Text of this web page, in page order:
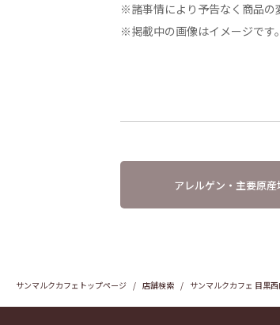
※諸事情により予告なく商品の
※掲載中の画像はイメージです。
アレルゲン・主要原産
サンマルクカフェトップページ 店舗検索 サンマルクカフェ 目黒